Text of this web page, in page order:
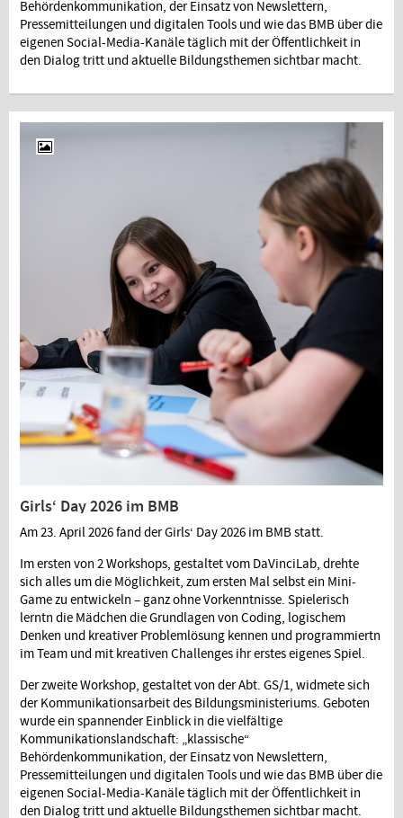
Behördenkommunikation, der Einsatz von Newslettern,
Pressemitteilungen und digitalen Tools und wie das BMB über die
eigenen Social-Media-Kanäle täglich mit der Öffentlichkeit in
den Dialog tritt und aktuelle Bildungsthemen sichtbar macht.
Girls‘ Day 2026 im BMB
Am 23. April 2026 fand der Girls‘ Day 2026 im BMB statt.
Im ersten von 2 Workshops, gestaltet vom DaVinciLab, drehte
sich alles um die Möglichkeit, zum ersten Mal selbst ein Mini-
Game zu entwickeln – ganz ohne Vorkenntnisse. Spielerisch
lerntn die Mädchen die Grundlagen von Coding, logischem
Denken und kreativer Problemlösung kennen und programmiertn
im Team und mit kreativen Challenges ihr erstes eigenes Spiel.
Der zweite Workshop, gestaltet von der Abt. GS/1, widmete sich
der Kommunikationsarbeit des Bildungsministeriums. Geboten
wurde ein spannender Einblick in die vielfältige
Kommunikationslandschaft: „klassische“
Behördenkommunikation, der Einsatz von Newslettern,
Pressemitteilungen und digitalen Tools und wie das BMB über die
eigenen Social-Media-Kanäle täglich mit der Öffentlichkeit in
den Dialog tritt und aktuelle Bildungsthemen sichtbar macht.